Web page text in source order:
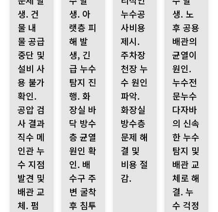
생. 건
물 내
물 공급
중단 및
설비 사
용 불가
확인.
공압 검
사 결과
직수 메
인관 누
수 지점
발견 및
배관 교
체. 펌
생. 아
랫층 피
해 발
생, 긴
급 누수
탐지 진
행. 화
장실 바
닥 방수
층 균열
원인 확
인. 배
수구 주
변 굴착
후 침투
누수공
사비용
제시.
주차장
천장 누
수 원인
파악.
화장실
방수층
문제 해
결 및
비용 절
감.
생. 노
후 공용
배관의
균열이
원인.
누수전
문누수
다자바
의 신속
한 누수
탐지 및
배관 교
체로 해
결. 누
수 걱정